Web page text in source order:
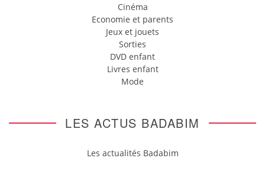
Cinéma
Economie et parents
Jeux et jouets
Sorties
DVD enfant
Livres enfant
Mode
LES ACTUS BADABIM
Les actualités Badabim